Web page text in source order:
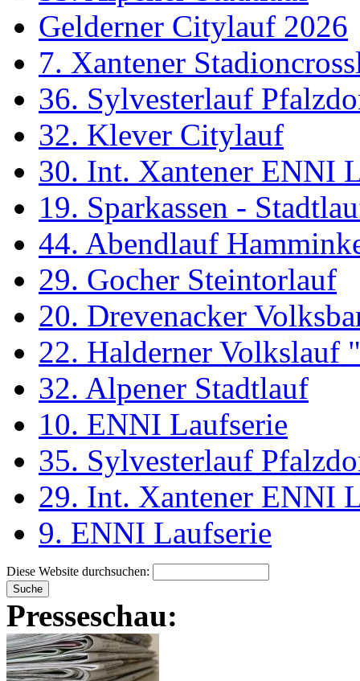
Gelderner Citylauf 2026
7. Xantener
36. Sylvesterlauf
32. Klever Citylauf
30. Int. Xantener ENNI
19. Sparkassen -
44. Abendlauf
29. Gocher Steintorlauf
20. Drevenacker
22. Halderner Volkslauf
32. Alpener Stadtlauf
10. ENNI Laufserie
35. Sylvesterlauf
29. Int. Xantener ENNI
9. ENNI Laufserie
Diese Website durchsuchen:
Presseschau: